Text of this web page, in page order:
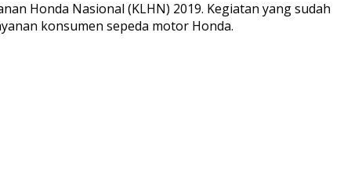
Honda Nasional (KLHN) 2019. Kegiatan yang sudah
konsumen sepeda motor Honda.